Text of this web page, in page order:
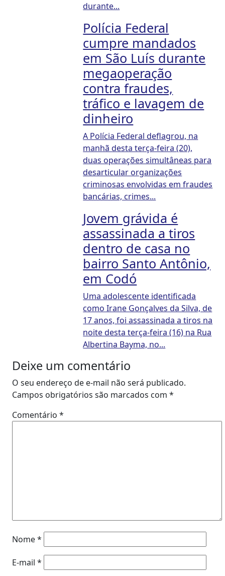
durante...
Polícia Federal
cumpre mandados
em São Luís durante
megaoperação
contra fraudes,
tráfico e lavagem de
dinheiro
A Polícia Federal deflagrou, na
manhã desta terça-feira (20),
duas operações simultâneas para
desarticular organizações
criminosas envolvidas em fraudes
bancárias, crimes...
Jovem grávida é
assassinada a tiros
dentro de casa no
bairro Santo Antônio,
em Codó
Uma adolescente identificada
como Irane Gonçalves da Silva, de
17 anos, foi assassinada a tiros na
noite desta terça-feira (16) na Rua
Albertina Bayma, no...
Deixe um comentário
O seu endereço de e-mail não será publicado.
Campos obrigatórios são marcados com *
Comentário *
Nome*
E-mail *